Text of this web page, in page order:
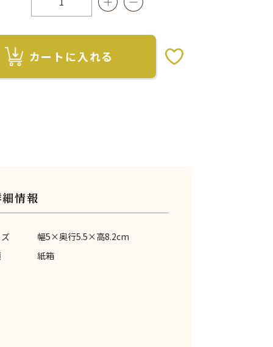
カートに入れるお気に入りボタン
情報
幅5×奥行5.5×高8.2cm
紙箱